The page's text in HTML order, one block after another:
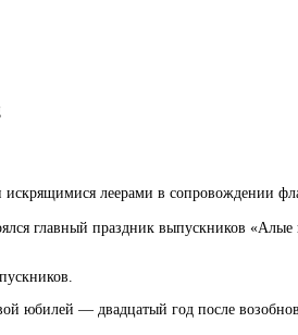
леерами в сопровождении
главный праздник выпускников
юбилей — двадцатый год после